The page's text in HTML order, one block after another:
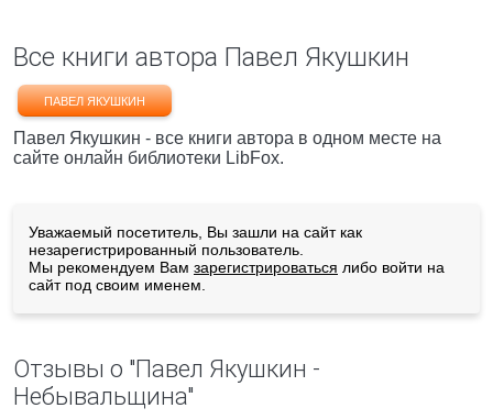
Все книги автора Павел Якушкин
ПАВЕЛ ЯКУШКИН
Павел Якушкин - все книги автора в одном месте на
сайте онлайн библиотеки LibFox.
Уважаемый посетитель, Вы зашли на сайт как
незарегистрированный пользователь.
Мы рекомендуем Вам зарегистрироваться либо войти на
сайт под своим именем.
Отзывы о "Павел Якушкин -
Небывальщина"